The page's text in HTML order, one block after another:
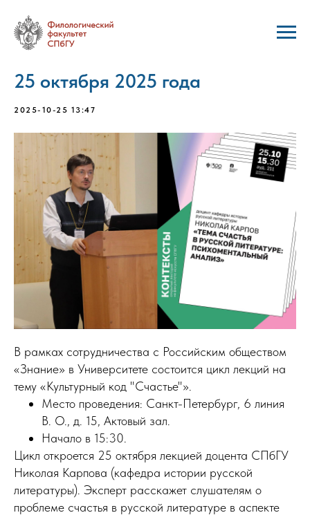
25 октября 2025 года
2025-10-25 13:47
В рамках сотрудничества с Российским обществом
«Знание» в Университете состоится цикл лекций на
тему «Культурный код "Счастье"».
Место проведения: Санкт-Петербург, 6 линия
В. О., д. 15, Актовый зал.
Начало в 15:30.
Цикл откроется 25 октября лекцией доцента СПбГУ
Николая Карпова (кафедра истории русской
литературы). Эксперт расскажет слушателям о
проблеме счастья в русской литературе в аспекте